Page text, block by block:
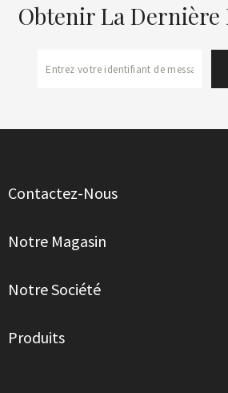
Obtenir La Dernière
Contactez-Nous
Notre Magasin
Notre Société
Produits